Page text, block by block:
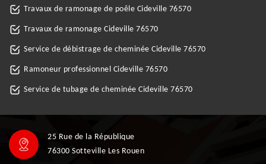
Travaux de ramonage de poêle Cideville 76570
Travaux de ramonage Cideville 76570
Service de débistrage de cheminée Cideville 76570
Ramoneur professionnel Cideville 76570
Service de tubage de cheminée Cideville 76570
25 Rue de la République
76300 Sotteville Les Rouen